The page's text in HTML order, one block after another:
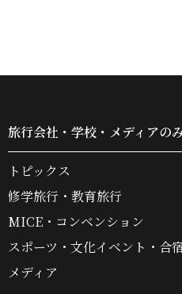
旅行会社・学校・メディアの
トピックス
修学旅行・教育旅行
MICE・コンベンション
スポーツ・文化イベント・合
メディア